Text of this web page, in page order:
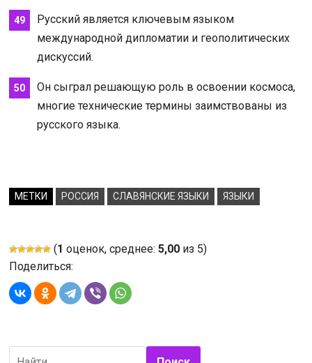
Русский является ключевым языком
международной дипломатии и геополитических
дискуссий.
Он сыграл решающую роль в освоении космоса,
многие технические термины заимствованы из
русского языка.
МЕТКИ РОССИЯ СЛАВЯНСКИЕ ЯЗЫКИ ЯЗЫКИ
(1 оценок, среднее: 5,00из 5)
Поделиться: